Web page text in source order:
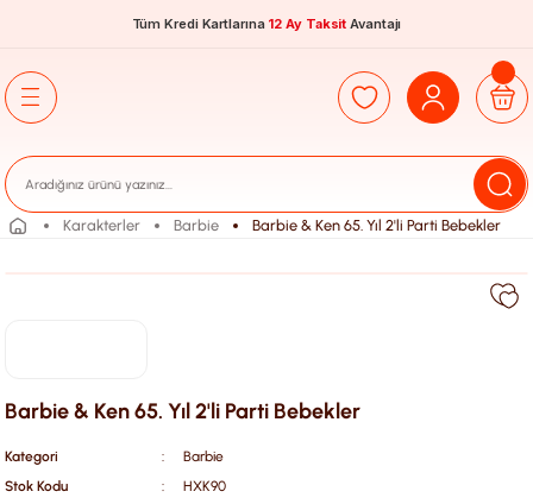
Tüm Kredi Kartlarına 12 Ay Taksit Avantajı
Karakterler Barbie Barbie & Ken 65. Yıl 2'li Parti Bebekler
Barbie & Ken 65. Yıl 2'li Parti Bebekler
Kategori
Barbie
Stok Kodu
HXK90